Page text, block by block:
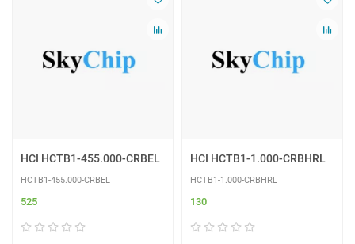
HCI HCTB1-455.000-CRBEL
HCTB1-455.000-CRBEL
525
HCI HCTB1-1.000-CRBHRL
HCTB1-1.000-CRBHRL
130